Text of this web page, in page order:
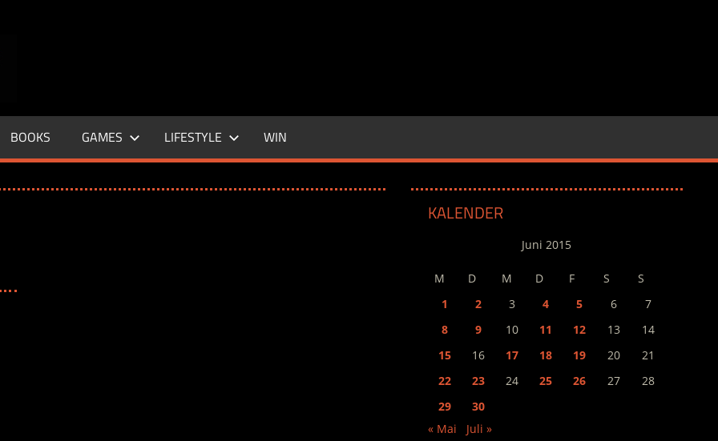
–
LIFE
BOOKS GAMES LIFESTYLE WIN
KALENDER
Juni 2015
M D M D F S
S
1
2 3 4 5 6
7
8
9 10 11 12 13
14
15
16 17 18 19 20
21
22
23 24 25 26 27
28
29
30
« Mai
Juli »